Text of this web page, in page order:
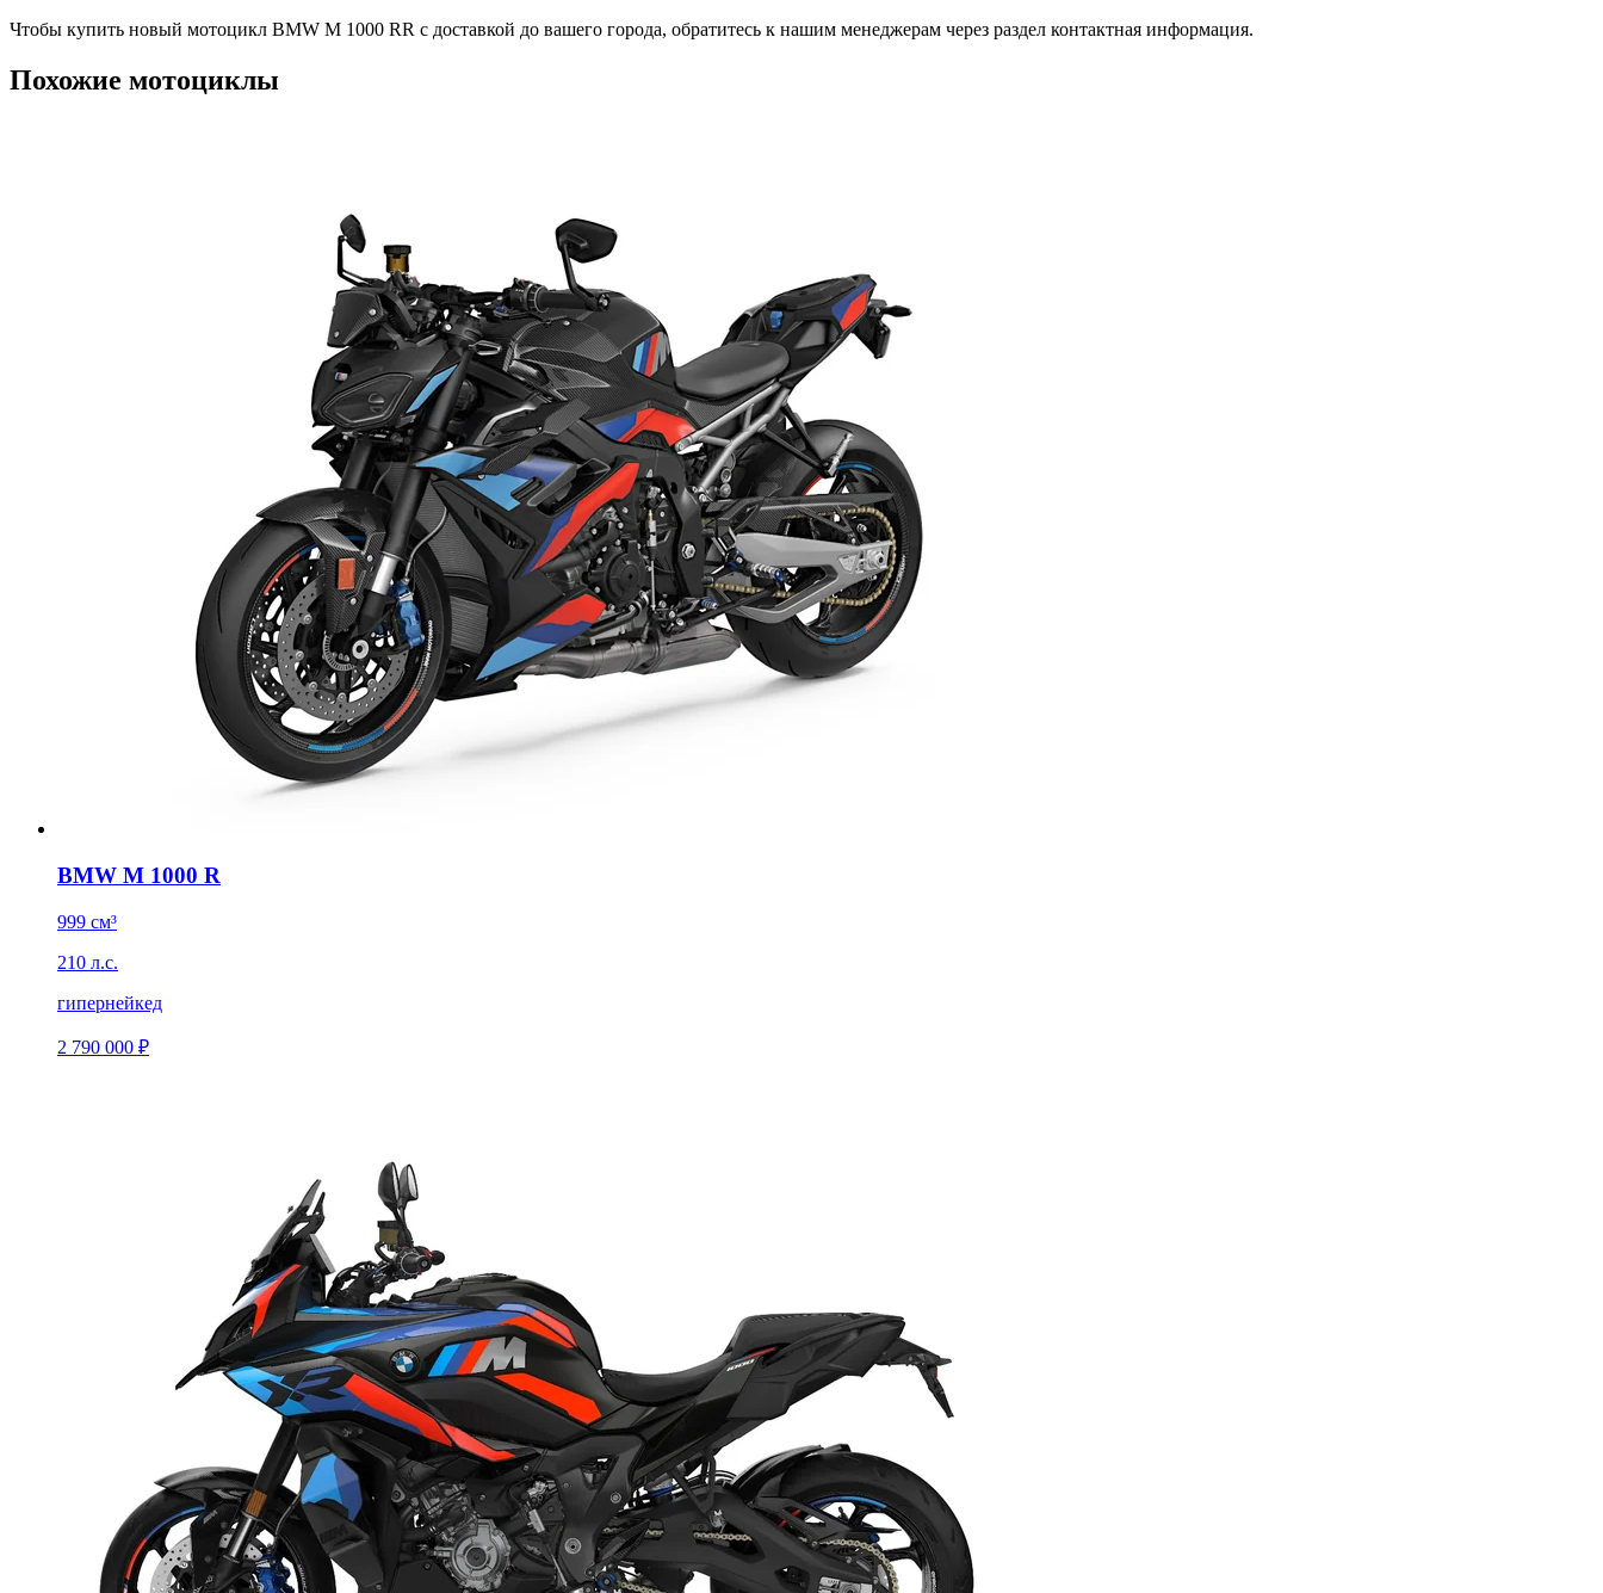
Чтобы купить новый мотоцикл BMW M 1000 RR с доставкой до вашего города, обратитесь к нашим менеджерам через раздел контактная информация.
Похожие мотоциклы
BMW M 1000 R
999 см³
210 л.с.
гипернейкед
2 790 000 ₽